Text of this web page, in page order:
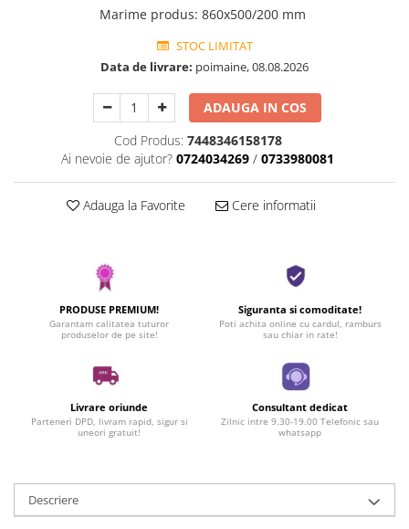
Marime produs: 860x500/200 mm
STOC LIMITAT
Data de livrare: poimaine, 08.08.2026
ADAUGA IN COS
Cod Produs: 7448346158178
Ai nevoie de ajutor? 0724034269 / 0733980081
Adauga la Favorite Cere informatii
PRODUSE PREMIUM!
Garantam calitatea tuturor
produselor de pe site!
Siguranta si comoditate!
Poti achita online cu cardul, ramburs
sau chiar in rate!
Livrare oriunde
Parteneri DPD, livram rapid, sigur si
uneori gratuit!
Consultant dedicat
Zilnic intre 9.30-19.00 Telefonic sau
whatsapp
Descriere